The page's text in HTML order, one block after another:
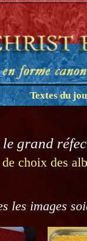
Textes du
grand
choix des
les images